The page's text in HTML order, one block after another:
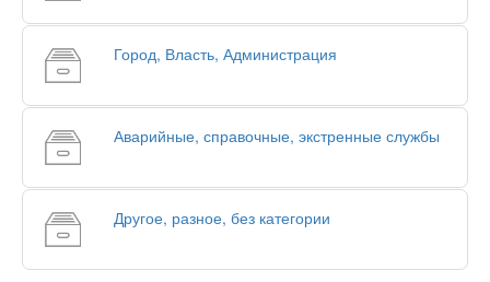
Город, Власть, Администрация
Аварийные, справочные, экстренные службы
Другое, разное, без категории